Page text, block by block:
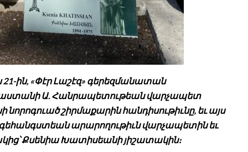
ին, «Փէր Լաշէզ» գերեզմանատան
Ա. Հանրապետութեան վարչապետ
շիրմաքարին հանդիսութիւնը, եւ այս
արարողութիւն վարչապետին եւ
Քսենիա Խատիսեանի յիշատակին։